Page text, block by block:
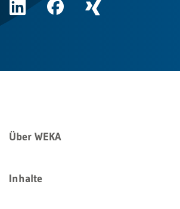
Über WEKA
Inhalte